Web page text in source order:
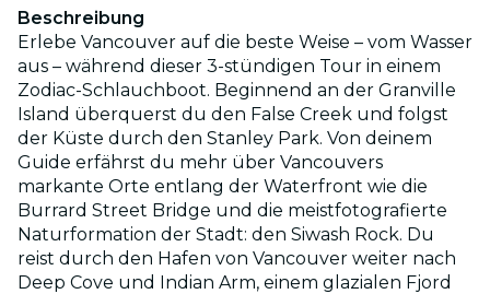
Beschreibung
Erlebe Vancouver auf die beste Weise – vom Wasser
aus – während dieser 3-stündigen Tour in einem
Zodiac-Schlauchboot. Beginnend an der Granville
Island überquerst du den False Creek und folgst
der Küste durch den Stanley Park. Von deinem
Guide erfährst du mehr über Vancouvers
markante Orte entlang der Waterfront wie die
Burrard Street Bridge und die meistfotografierte
Naturformation der Stadt: den Siwash Rock. Du
reist durch den Hafen von Vancouver weiter nach
Deep Cove und Indian Arm, einem glazialen Fjord